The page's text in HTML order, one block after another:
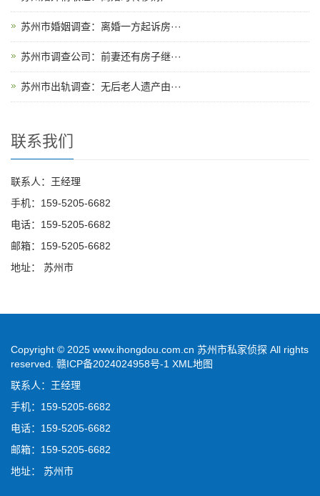
苏州市婚姻调查：离婚一方起诉房···
苏州市调查公司：前妻还有房子继···
苏州市出轨调查：无后老人遗产由···
联系我们
联系人：王经理
手机：159-5205-6682
电话：159-5205-6682
邮箱：159-5205-6682
地址： 苏州市
Copyright © 2025 www.ihongdou.com.cn 苏州市私家侦探 All rights
reserved. 赣ICP备2024024958号-1 XML地图
联系人：王经理
手机：159-5205-6682
电话：159-5205-6682
邮箱：159-5205-6682
地址： 苏州市